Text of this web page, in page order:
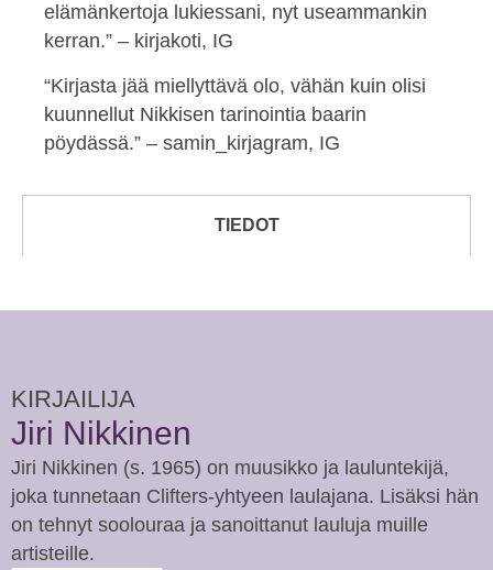
TIEDOT
elämänkertoja lukiessani, nyt useammankin
kerran.” – kirjakoti, IG
“Kirjasta jää miellyttävä olo, vähän kuin olisi
kuunnellut Nikkisen tarinointia baarin
pöydässä.” – samin_kirjagram, IG
KIRJAILIJA
Jiri Nikkinen
Jiri Nikkinen (s. 1965) on muusikko ja lauluntekijä,
joka tunnetaan Clifters-yhtyeen laulajana. Lisäksi hän
on tehnyt soolouraa ja sanoittanut lauluja muille
artisteille.